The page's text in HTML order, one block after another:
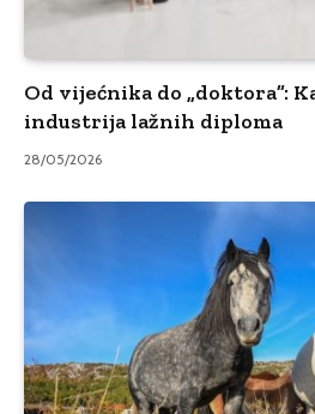
Od vijećnika do „doktora”:
industrija lažnih diploma
28/05/2026